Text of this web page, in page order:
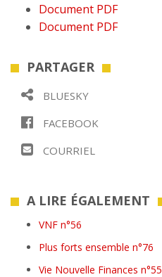
Document PDF
Document PDF
PARTAGER
BLUESKY
FACEBOOK
COURRIEL
A LIRE ÉGALEMENT
VNF n°56
Plus forts ensemble n°76
Vie Nouvelle Finances n°55